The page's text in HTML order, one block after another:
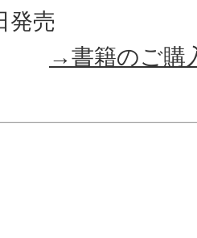
発売
→書籍のご購